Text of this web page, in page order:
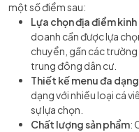
một số điểm sau:
Lựa chọn địa điểm
doanh cần được lựa
chuyển, gần các
trung đông dân cư.
Thiết kế menu đa
dạng với nhiều loại cá
sự lựa chọn.
Chất lượng sản phẩm: